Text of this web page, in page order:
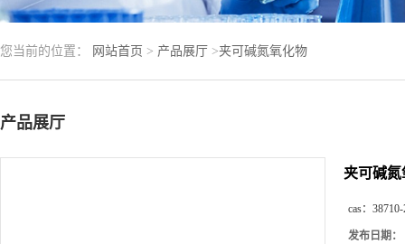
您当前的位置： 网站首页 > 产品展厅 >夹可碱氮氧化物
产品展厅
夹可碱
cas：
发布日期：